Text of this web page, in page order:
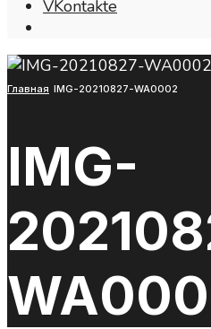
VKontakte
Window
Главная IMG-20210827-WA0002
IMG-